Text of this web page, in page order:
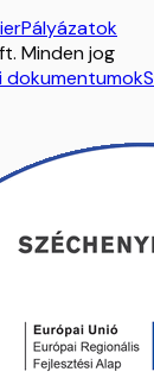
Pályázatok
Minden jog
dokumentumok